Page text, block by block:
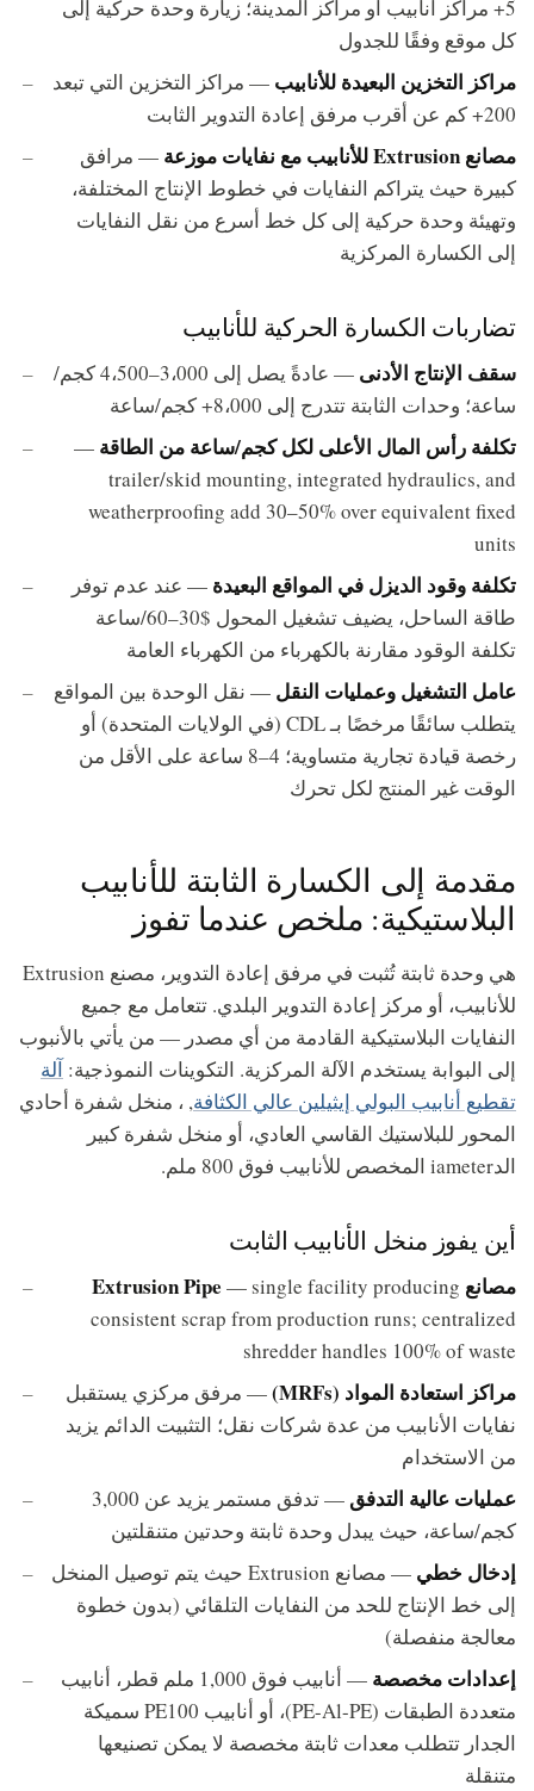
5+ مراكز أنابيب أو مراكز المدينة؛ زيارة وحدة حركية إلى
كل موقع وفقًا للجدول
مراكز التخزين البعيدة للأنابيب — مراكز التخزين التي تبعد
200+ كم عن أقرب مرفق إعادة التدوير الثابت
مصانع Extrusion للأنابيب مع نفايات موزعة
— مرافق
كبيرة حيث يتراكم النفايات في خطوط الإنتاج المختلفة،
وتهيئة وحدة حركية إلى كل خط أسرع من نقل النفايات
إلى الكسارة المركزية
تضاربات الكسارة الحركية للأنابيب
سقف الإنتاج الأدنى
— عادةً يصل إلى 3،000–4،500 كجم/
ساعة؛ وحدات الثابتة تتدرج إلى 8،000+ كجم/ساعة
تكلفة رأس المال الأعلى لكل كجم/ساعة من الطاقة —
trailer/skid mounting, integrated hydraulics, and
weatherproofing add 30–50% over equivalent fixed
units
تكلفة وقود الديزل في المواقع البعيدة — عند عدم توفر
طاقة الساحل، يضيف تشغيل المحول $30–60/ساعة
تكلفة الوقود مقارنة بالكهرباء من الكهرباء العامة
عامل التشغيل وعمليات النقل — نقل الوحدة بين المواقع
يتطلب سائقًا مرخصًا بـ CDL (في الولايات المتحدة) أو
رخصة قيادة تجارية متساوية؛ 4–8 ساعة على الأقل من
الوقت غير المنتج لكل تحرك
مقدمة إلى الكسارة الثابتة للأنابيب
البلاستيكية: ملخص عندما تفوز
هي وحدة ثابتة تُثبت في مرفق إعادة التدوير، مصنع Extrusion
للأنابيب، أو مركز إعادة التدوير البلدي. تتعامل مع جميع
النفايات البلاستيكية القادمة من أي مصدر — من يأتي بالأنبوب
إلى البوابة يستخدم الآلة المركزية. التكوينات النموذجية: آلة
تقطيع أنابيب البولي إيثيلين عالي الكثافة, ، منخل شفرة أحادي
المحور للبلاستيك القاسي العادي، أو منخل شفرة كبير
الدiameter المخصص للأنابيب فوق 800 ملم.
أين يفوز منخل الأنابيب الثابت
مصانع Extrusion Pipe — single facility producing
consistent scrap from production runs; centralized
shredder handles 100% of waste
مراكز استعادة المواد (MRFs)
— مرفق مركزي يستقبل
نفايات الأنابيب من عدة شركات نقل؛ التثبيت الدائم يزيد
من الاستخدام
عمليات عالية التدفق
— تدفق مستمر يزيد عن 3,000
كجم/ساعة، حيث يبدل وحدة ثابتة وحدتين متنقلتين
إدخال خطي
— مصانع Extrusion حيث يتم توصيل المنخل
إلى خط الإنتاج للحد من النفايات التلقائي (بدون خطوة
معالجة منفصلة)
إعدادات مخصصة
— أنابيب فوق 1,000 ملم قطر، أنابيب
متعددة الطبقات (PE-Al-PE)، أو أنابيب PE100 سميكة
الجدار تتطلب معدات ثابتة مخصصة لا يمكن تصنيعها
متنقلة